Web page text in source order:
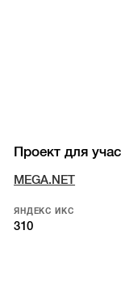
Проект для
MEGA.NET
ЯНДЕКС ИКС
310